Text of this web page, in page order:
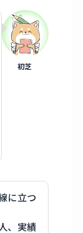
初芝
に立つ
、実績